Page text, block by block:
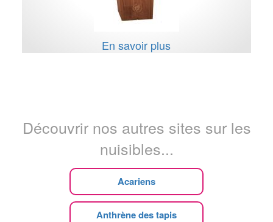
En savoir plus
Découvrir nos autres sites sur les
nuisibles...
Acariens
Anthrène des tapis